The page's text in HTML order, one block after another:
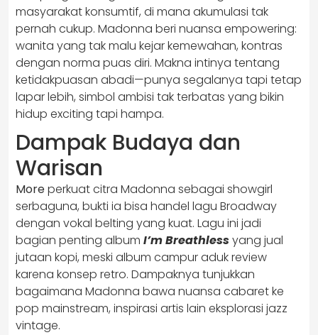
masyarakat konsumtif, di mana akumulasi tak
pernah cukup. Madonna beri nuansa empowering:
wanita yang tak malu kejar kemewahan, kontras
dengan norma puas diri. Makna intinya tentang
ketidakpuasan abadi—punya segalanya tapi tetap
lapar lebih, simbol ambisi tak terbatas yang bikin
hidup exciting tapi hampa.
Dampak Budaya dan
Warisan
Moreperkuat citra Madonna sebagai showgirl
serbaguna, bukti ia bisa handel lagu Broadway
dengan vokal belting yang kuat. Lagu ini jadi
bagian penting album I’m Breathlessyang jual
jutaan kopi, meski album campur aduk review
karena konsep retro. Dampaknya tunjukkan
bagaimana Madonna bawa nuansa cabaret ke
pop mainstream, inspirasi artis lain eksplorasi jazz
vintage.